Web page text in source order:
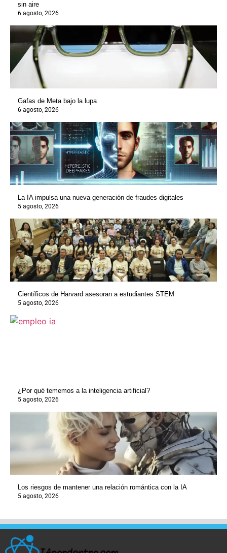
sin aire
6 agosto, 2026
Gafas de Meta bajo la lupa
6 agosto, 2026
La IA impulsa una nueva generación de fraudes digitales
5 agosto, 2026
Científicos de Harvard asesoran a estudiantes STEM
5 agosto, 2026
¿Por qué tememos a la inteligencia artificial?
5 agosto, 2026
Los riesgos de mantener una relación romántica con la IA
5 agosto, 2026